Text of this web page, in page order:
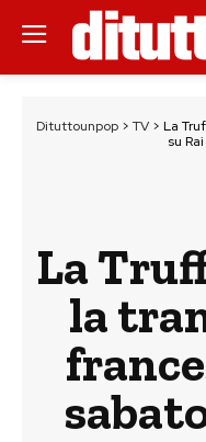
Dituttounpop > TV > La
su
La
la